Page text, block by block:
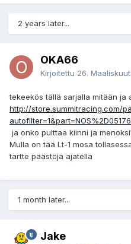
2 years later...
OKA66
Kirjoitettu 26.
tekeekös tällä sarjalla mitään ja
http://store.summitracing.com/
ja onko pulttaa kiinni ja
Mulla on tää Lt-1 mosa
tartte päästöjä ajatella
1 month later...
Jake